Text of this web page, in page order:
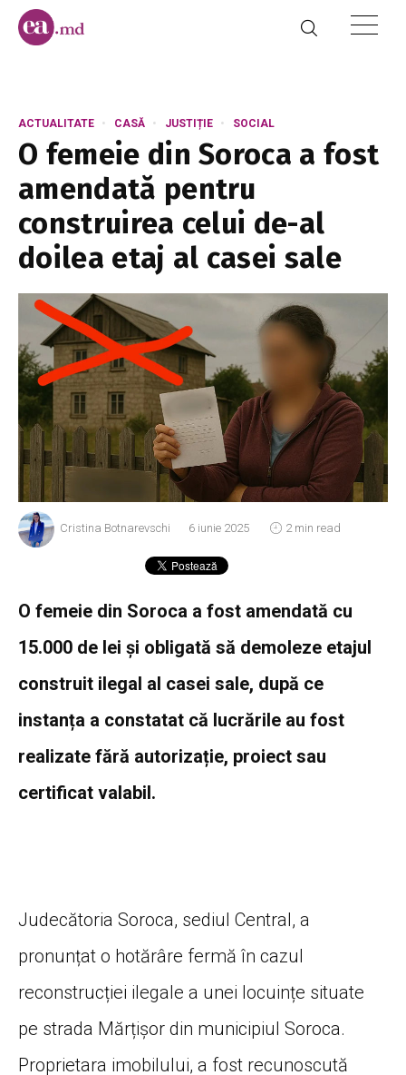
ACTUALITATE CASĂ JUSTIȚIE SOCIAL
O femeie din Soroca a fost
amendată pentru
construirea celui de-al
doilea etaj al casei sale
Cristina Botnarevschi 6 iunie 2025 2 min read
O femeie din Soroca a fost amendată cu
15.000 de lei și obligată să demoleze etajul
construit ilegal al casei sale, după ce
instanța a constatat că lucrările au fost
realizate fără autorizație, proiect sau
certificat valabil.
Judecătoria Soroca, sediul Central, a
pronunțat o hotărâre fermă în cazul
reconstrucției ilegale a unei locuințe situate
pe strada Mărțișor din municipiul Soroca.
Proprietara imobilului, a fost recunoscută